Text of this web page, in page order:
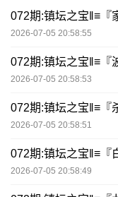
072期:镇坛之宝‖≡『
2026-07-05 20:58:55
072期:镇坛之宝‖≡『
2026-07-05 20:58:53
072期:镇坛之宝‖≡『
2026-07-05 20:58:51
072期:镇坛之宝‖≡『
2026-07-05 20:58:49